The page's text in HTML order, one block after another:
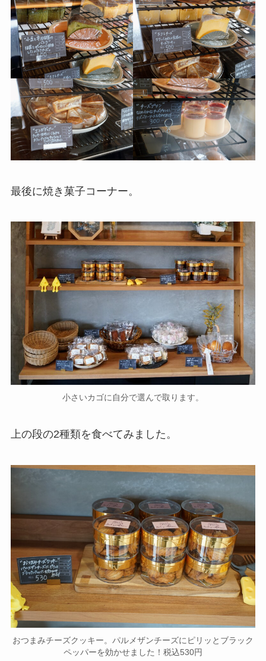
最後に焼き菓子コーナー。
小さいカゴに自分で選んで取ります。
上の段の2種類を食べてみました。
おつまみチーズクッキー。パルメザンチーズにピリッとブラック
ペッパーを効かせました！税込530円